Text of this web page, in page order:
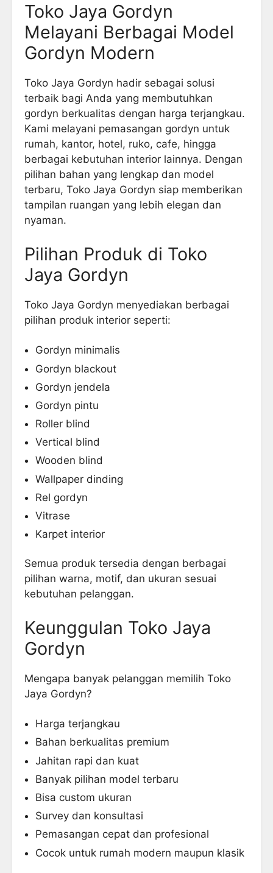
Toko Jaya Gordyn
Melayani Berbagai Model
Gordyn Modern
Toko Jaya Gordyn hadir sebagai solusi
terbaik bagi Anda yang membutuhkan
gordyn berkualitas dengan harga terjangkau.
Kami melayani pemasangan gordyn untuk
rumah, kantor, hotel, ruko, cafe, hingga
berbagai kebutuhan interior lainnya. Dengan
pilihan bahan yang lengkap dan model
terbaru, Toko Jaya Gordyn siap memberikan
tampilan ruangan yang lebih elegan dan
nyaman.
Pilihan Produk di Toko
Jaya Gordyn
Toko Jaya Gordyn menyediakan berbagai
pilihan produk interior seperti:
Gordyn minimalis
Gordyn blackout
Gordyn jendela
Gordyn pintu
Roller blind
Vertical blind
Wooden blind
Wallpaper dinding
Rel gordyn
Vitrase
Karpet interior
Semua produk tersedia dengan berbagai
pilihan warna, motif, dan ukuran sesuai
kebutuhan pelanggan.
Keunggulan Toko Jaya
Gordyn
Mengapa banyak pelanggan memilih Toko
Jaya Gordyn?
Harga terjangkau
Bahan berkualitas premium
Jahitan rapi dan kuat
Banyak pilihan model terbaru
Bisa custom ukuran
Survey dan konsultasi
Pemasangan cepat dan profesional
Cocok untuk rumah modern maupun klasik